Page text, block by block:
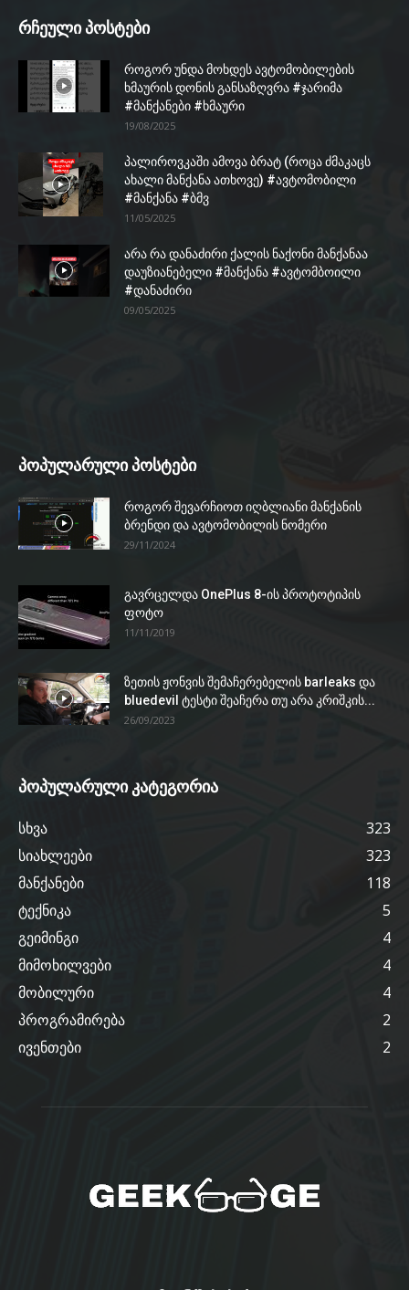
რჩეული პოსტები
როგორ უნდა მოხდეს ავტომობილების
ხმაურის დონის განსაზღვრა #ჯარიმა
#მანქანები #ხმაური
19/08/2025
პალიროვკაში ამოვა ბრატ (როცა ძმაკაცს
ახალი მანქანა ათხოვე) #ავტომობილი
#მანქანა #ბმვ
11/05/2025
არა რა დანაძირი ქალის ნაქონი მანქანაა
დაუზიანებელი #მანქანა #ავტომბოილი
#დანაძირი
09/05/2025
პოპულარული პოსტები
როგორ შევარჩიოთ იღბლიანი მანქანის
ბრენდი და ავტომობილის ნომერი
29/11/2024
გავრცელდა OnePlus 8-ის პროტოტიპის
ფოტო
11/11/2019
ზეთის ჟონვის შემაჩერებელის barleaks და
bluedevil ტესტი შეაჩერა თუ არა კრიშკის...
26/09/2023
პოპულარული კატეგორია
სხვა
323
სიახლეები
323
მანქანები
118
ტექნიკა
5
გეიმინგი
4
მიმოხილვები
4
მობილური
4
პროგრამირება
2
ივენთები
2